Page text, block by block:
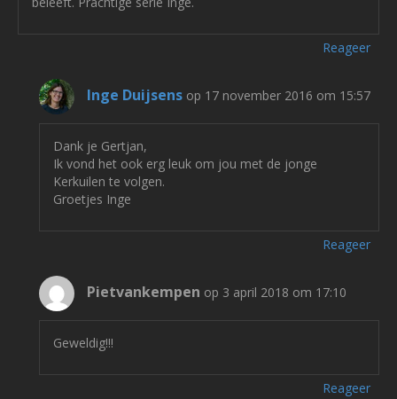
Reageer
Inge Duijsens op 17 november 2016 om 15:57
Dank je Gertjan,
Ik vond het ook erg leuk om jou met de jonge
Kerkuilen te volgen.
Groetjes Inge
Reageer
Pietvankempen op 3 april 2018 om 17:10
Geweldig!!!
Reageer